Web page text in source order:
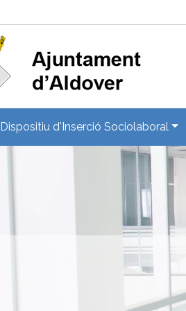
Dispositiu d'Inserció Sociolaboral